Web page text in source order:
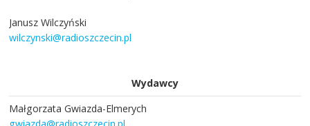
Janusz Wilczyński
wilczynski@radioszczecin.pl
Wydawcy
Małgorzata Gwiazda-Elmerych